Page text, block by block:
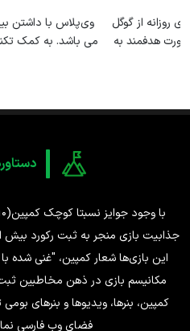
وی‌پلاس با داشتن
می باشد. به کمک تکنولوژی به‌روز و با
هدفمندتر از
جذابیت بازی منجر به ثبت رکورد بیش
این بازی‌ها شعار کمپین، "غنی شده
مکانیسم بازی در ذهن مخاطبین
فضای وب فارسی